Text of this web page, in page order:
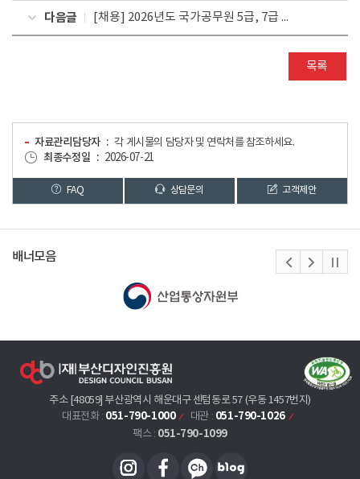
다음글 [채용] 2026년도 국가공무원 5급, 7급 민간경력자 일괄채용시험 시행계획 공고
목록
자료관리담당자
각 게시물의 담당자 및 연락처를 참조하세요.
최종수정일
2026-07-21
FAQ 상담문의 고객제안
배너모음
주소 [48059] 부산광역시 해운대구 센텀동로 57 (우동 1457번지)
대표전화 : 051-790-1000 대관 : 051-790-1026
팩스 : 051-790-1099